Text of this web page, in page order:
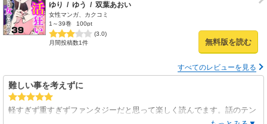
ゆり / ゆう / 双葉あおい
女性マンガ、カクコミ
1～39巻
100pt
(3.0)
月間投稿数1件
無料版を読む
すべてのレビューを見る
難しい事を考えずに
軽すぎず重すぎずファンタジーだと思って楽しく読んでます。話のテン
ポも良いし絵柄も可愛いので読後感が良いです。読み放題に入って良か